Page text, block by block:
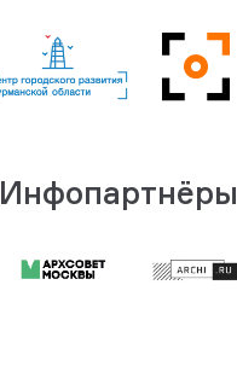
Инфопартнёры